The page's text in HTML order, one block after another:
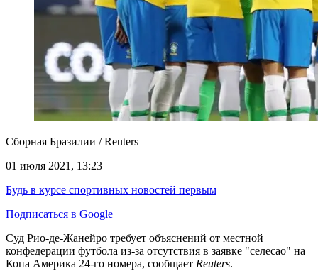
Сборная Бразилии / Reuters
01 июля 2021, 13:23
Будь в курсе спортивных новостей первым
Подписаться в Google
Суд Рио-де-Жанейро требует объяснений от местной
конфедерации футбола из-за отсутствия в заявке "селесао" на
Копа Америка 24-го номера, сообщает Reuters.